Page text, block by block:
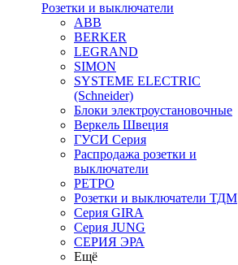
Розетки и выключатели
ABB
BERKER
LEGRAND
SIMON
SYSTEME ELECTRIC
(Schneider)
Блоки электроустановочные
Веркель Швеция
ГУСИ Серия
Распродажа розетки и
выключатели
РЕТРО
Розетки и выключатели ТДМ
Серия GIRA
Серия JUNG
СЕРИЯ ЭРА
Ещё